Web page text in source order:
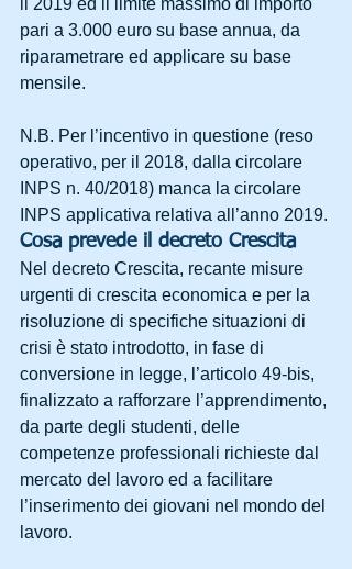
il 2019 ed il limite massimo di importo
pari a 3.000 euro su base annua, da
riparametrare ed applicare su base
mensile.
N.B. Per l’incentivo in questione (reso
operativo, per il 2018, dalla circolare
INPS n. 40/2018) manca la circolare
INPS applicativa relativa all’anno 2019.
Cosa prevede il decreto Crescita
Nel decreto Crescita, recante misure
urgenti di crescita economica e per la
risoluzione di specifiche situazioni di
crisi è stato introdotto, in fase di
conversione in legge, l’articolo 49-bis,
finalizzato a rafforzare l’apprendimento,
da parte degli studenti, delle
competenze professionali richieste dal
mercato del lavoro ed a facilitare
l’inserimento dei giovani nel mondo del
lavoro.